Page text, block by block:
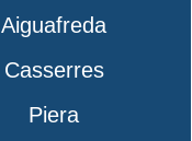
Aiguafreda
Casserres
Piera